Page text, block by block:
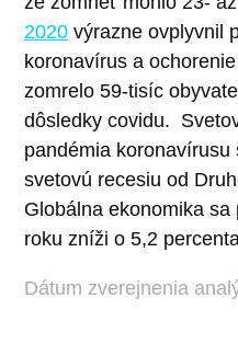
2020 výrazne ovplyvnil
koronavírus a
zomrelo 59-tisíc
dôsledky covidu.
pandémia koronavírusu
svetovú recesiu od
Globálna ekonomika
roku zníži o 5,2
Dátum zverejnenia